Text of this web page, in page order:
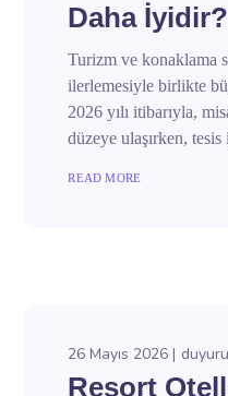
Daha İyidir?
Turizm ve konaklama
ilerlemesiyle birlikte
2026 yılı itibarıyla,
düzeye ulaşırken,
READ MORE
26 Mayıs 2026
Resort